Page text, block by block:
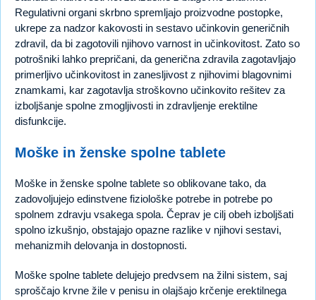
Regulativni organi skrbno spremljajo proizvodne postopke,
ukrepe za nadzor kakovosti in sestavo učinkovin generičnih
zdravil, da bi zagotovili njihovo varnost in učinkovitost. Zato so
potrošniki lahko prepričani, da generična zdravila zagotavljajo
primerljivo učinkovitost in zanesljivost z njihovimi blagovnimi
znamkami, kar zagotavlja stroškovno učinkovito rešitev za
izboljšanje spolne zmogljivosti in zdravljenje erektilne
disfunkcije.
Moške in ženske spolne tablete
Moške in ženske spolne tablete so oblikovane tako, da
zadovoljujejo edinstvene fiziološke potrebe in potrebe po
spolnem zdravju vsakega spola. Čeprav je cilj obeh izboljšati
spolno izkušnjo, obstajajo opazne razlike v njihovi sestavi,
mehanizmih delovanja in dostopnosti.
Moške spolne tablete delujejo predvsem na žilni sistem, saj
sproščajo krvne žile v penisu in olajšajo krčenje erektilnega